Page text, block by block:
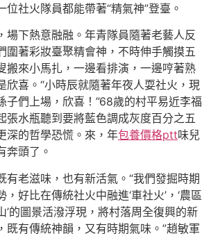
社火隊員都能帶著“精氣神”登臺。
場下熱意融融。年青隊員隨著老藝人反
圍著彩妝臺聚精會神，不時伸手觸摸五
搬來小馬扎，一邊看排演，一邊哼著熟
欣喜。“小時辰就隨著年夜人耍社火，現
子們上場，欣喜！”68歲的村平易近李福
張水瓶聽到要將藍色調成灰度百分之五
深的哲學恐慌。來，年包養價格ptt味兒
奔頭了。
有老滋味，也有新活氣。“我們發掘時期
好比在傳統社火中融進‘車社火’，‘農區
’的圖景活潑浮現，將村落周全復興的新
既有傳統神韻，又有時期氣味。”趙敏軍